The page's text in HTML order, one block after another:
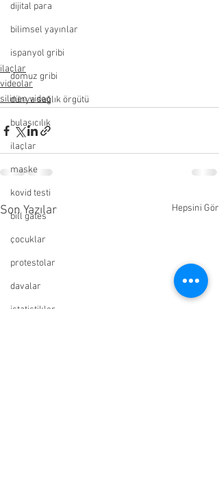
dijital para
bilimsel yayınlar
ispanyol gribi
domuz gribi
dünya sağlık örgütü
bulaşıcılık
ilaçlar
maske
kovid testi
bill gates
çocuklar
protestolar
davalar
istatistikler
ilaçlar
videolar
silinen video
Son Yazılar Hepsini Gör